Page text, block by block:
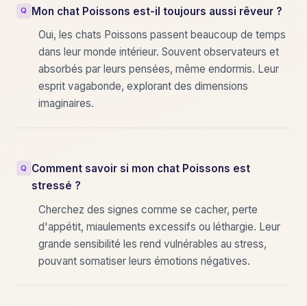
Mon chat Poissons est-il toujours aussi rêveur ?
Oui, les chats Poissons passent beaucoup de temps
dans leur monde intérieur. Souvent observateurs et
absorbés par leurs pensées, même endormis. Leur
esprit vagabonde, explorant des dimensions
imaginaires.
Comment savoir si mon chat Poissons est
stressé ?
Cherchez des signes comme se cacher, perte
d'appétit, miaulements excessifs ou léthargie. Leur
grande sensibilité les rend vulnérables au stress,
pouvant somatiser leurs émotions négatives.